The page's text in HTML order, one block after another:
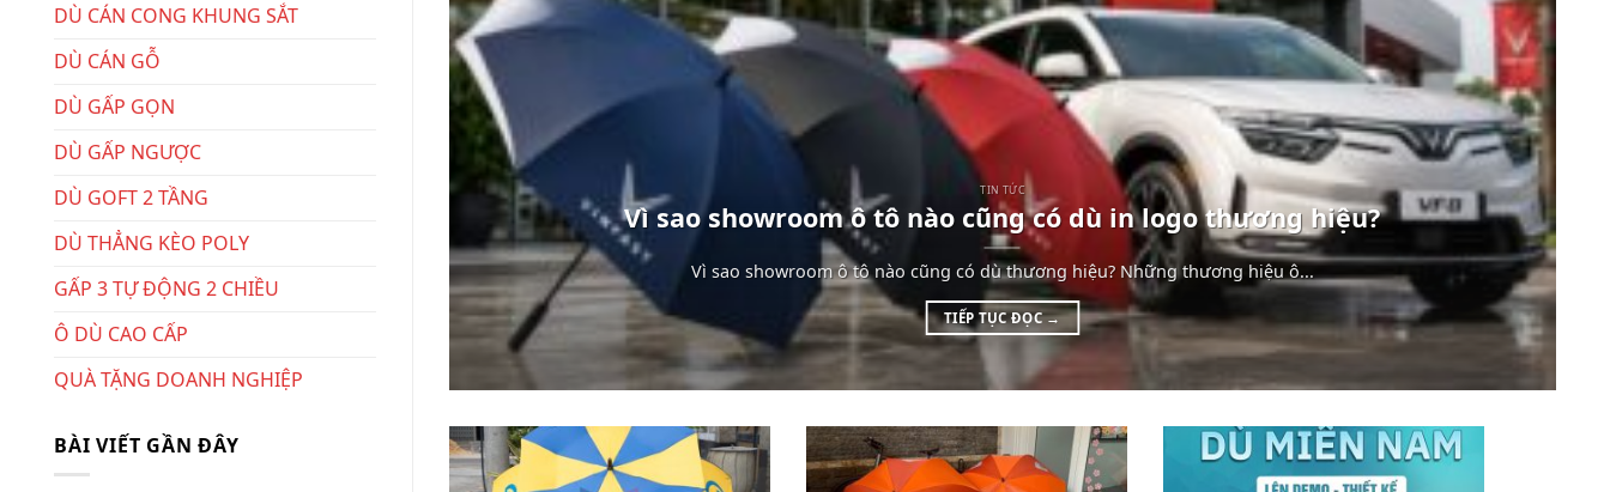
DÙ CÁN CONG KHUNG SẮT
DÙ CÁN GỖ
DÙ GẤP GỌN
DÙ GẤP NGƯỢC
DÙ GOFT 2 TẦNG
DÙ THẲNG KÈO POLY
GẤP 3 TỰ ĐỘNG 2 CHIỀU
Ô DÙ CAO CẤP
QUÀ TẶNG DOANH NGHIỆP
BÀI VIẾT GẦN ĐÂY
TIN TỨC
Vì sao showroom ô tô nào cũng có dù in logo thương hiệu?
Vì sao showroom ô tô nào cũng có dù thương hiệu? Những thương hiệu ô...
TIẾP TỤC ĐỌC→
liệu này ngày...